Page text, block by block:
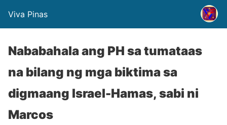
Viva Pinas
Nababahala ang PH sa tumataas
na bilang ng mga biktima sa
digmaang Israel-Hamas, sabi ni
Marcos